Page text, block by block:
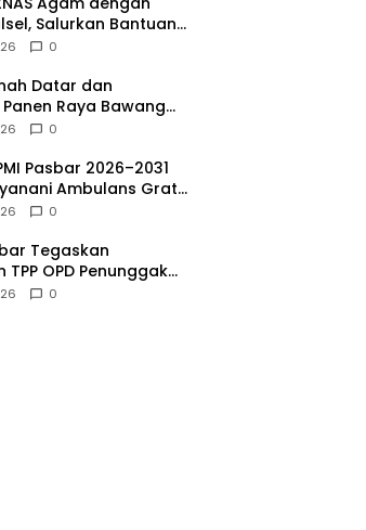
Salurkan Bantuan
0
Datar dan
Raya Bawang
Tangah
0
Pasbar 2026–2031
Ambulans Gratis
0
Tegaskan
TPP OPD Penunggak
Dinas
0